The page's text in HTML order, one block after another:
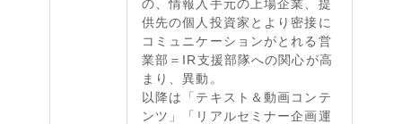
の、情報入手元の上場企業、提
供先の個人投資家とより密接に
コミュニケーションがとれる営
業部＝IR支援部隊への関心が高
まり、異動。
以降は「テキスト＆動画コンテ
ンツ」「リアルセミナー企画運